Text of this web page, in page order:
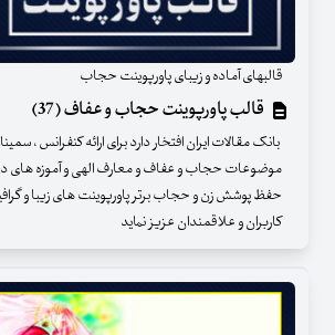
قالبهای آماده و زیبای پاورپوینت حجاب
قالب پاورپوینت حجاب و عفاف (37)
بانک مقالات ایران افتخار دارد برای ارائه کنفرانس ،
موضوعات حجاب و عفاف و معارف الهی و آموزه های
حفظ پوشش زن و حجاب برتر پاورپوینت های زیبا و
کاربران و علاقمندان عزیز نماید